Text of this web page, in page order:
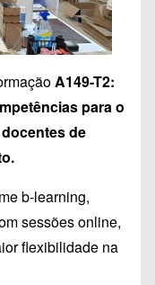
A149-T2:
para o
de
b-learning,
sessões online,
flexibilidade na